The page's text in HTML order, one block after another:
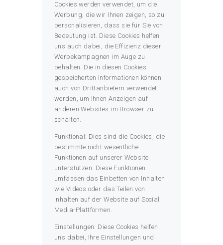
Cookies werden verwendet, um die
Werbung, die wir Ihnen zeigen, so zu
personalisieren, dass sie für Sie von
Bedeutung ist. Diese Cookies helfen
uns auch dabei, die Effizienz dieser
Werbekampagnen im Auge zu
behalten. Die in diesen Cookies
gespeicherten Informationen können
auch von Drittanbietern verwendet
werden, um Ihnen Anzeigen auf
anderen Websites im Browser zu
schalten.
Funktional: Dies sind die Cookies, die
bestimmte nicht wesentliche
Funktionen auf unserer Website
unterstützen. Diese Funktionen
umfassen das Einbetten von Inhalten
wie Videos oder das Teilen von
Inhalten auf der Website auf Social
Media-Plattformen.
Einstellungen: Diese Cookies helfen
uns dabei, Ihre Einstellungen und